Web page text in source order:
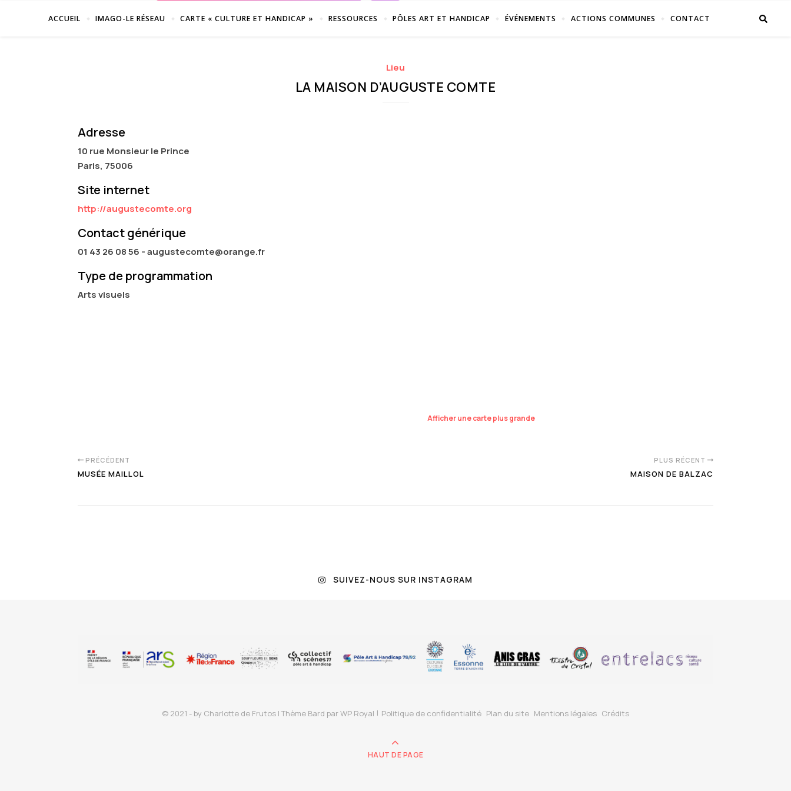
ACCUEIL IMAGO-LE RÉSEAU CARTE « CULTURE ET HANDICAP » RESSOURCES PÔLES ART ET HANDICAP ÉVÉNEMENTS ACTIONS COMMUNES CONTACT
Lieu
LA MAISON D’AUGUSTE COMTE
Adresse
10 rue Monsieur le Prince
Paris, 75006
Site internet
http://augustecomte.org
Contact générique
01 43 26 08 56 - augustecomte@orange.fr
Type de programmation
Arts visuels
Afficher une carte plus grande
PRÉCÉDENT
MUSÉE MAILLOL
PLUS RÉCENT
MAISON DE BALZAC
SUIVEZ-NOUS SUR INSTAGRAM
© 2021 - by Charlotte de Frutos |Thème Bard parWP Royal Politique de confidentialité Plan du site Mentions légales Crédits
HAUT DE PAGE